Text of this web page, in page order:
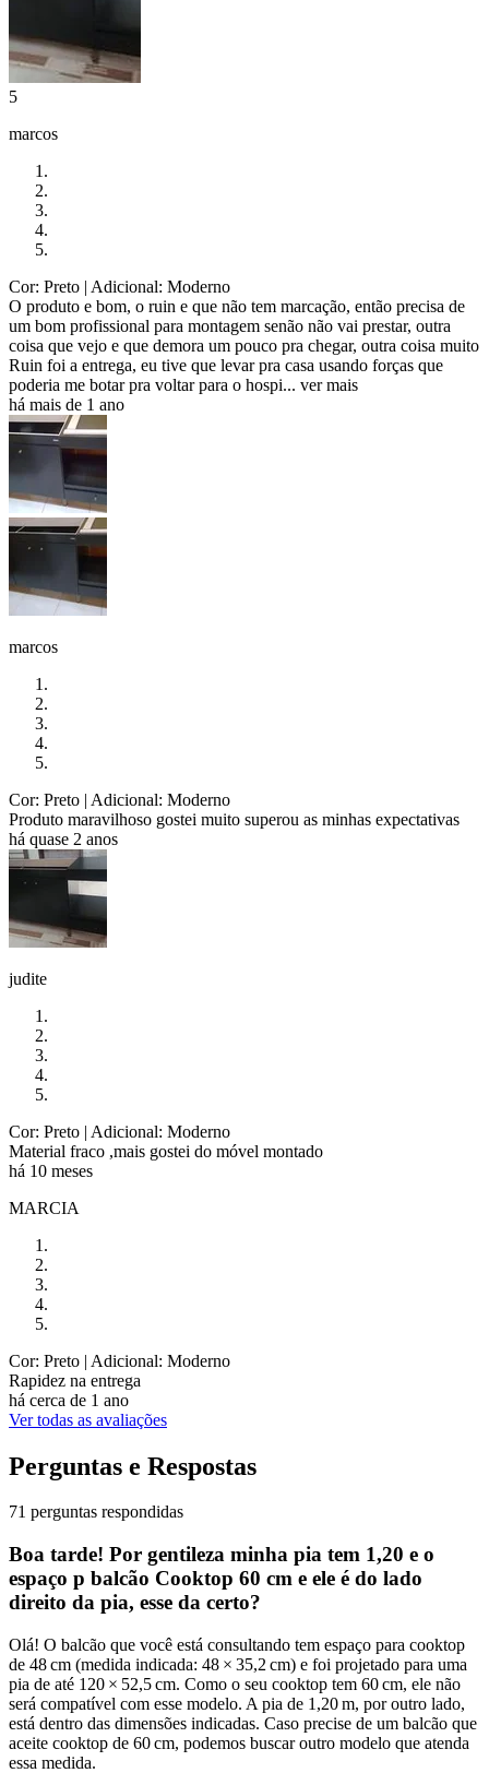
5
marcos
Cor: Preto | Adicional: Moderno
O produto e bom, o ruin e que não tem marcação, então precisa de
um bom profissional para montagem senão não vai prestar, outra
coisa que vejo e que demora um pouco pra chegar, outra coisa muito
Ruin foi a entrega, eu tive que levar pra casa usando forças que
poderia me botar pra voltar para o hospi... ver mais
há mais de 1 ano
marcos
Cor: Preto | Adicional: Moderno
Produto maravilhoso gostei muito superou as minhas expectativas
há quase 2 anos
judite
Cor: Preto | Adicional: Moderno
Material fraco ,mais gostei do móvel montado
há 10 meses
MARCIA
Cor: Preto | Adicional: Moderno
Rapidez na entrega
há cerca de 1 ano
Ver todas as avaliações
Perguntas e Respostas
71 perguntas respondidas
Boa tarde! Por gentileza minha pia tem 1,20 e o
espaço p balcão Cooktop 60 cm e ele é do lado
direito da pia, esse da certo?
Olá! O balcão que você está consultando tem espaço para cooktop
de 48 cm (medida indicada: 48 × 35,2 cm) e foi projetado para uma
pia de até 120 × 52,5 cm. Como o seu cooktop tem 60 cm, ele não
será compatível com esse modelo. A pia de 1,20 m, por outro lado,
está dentro das dimensões indicadas. Caso precise de um balcão que
aceite cooktop de 60 cm, podemos buscar outro modelo que atenda
essa medida.